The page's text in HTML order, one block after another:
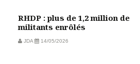
RHDP : plus de 1,2 million de
militants enrôlés
JDA 14/05/2026